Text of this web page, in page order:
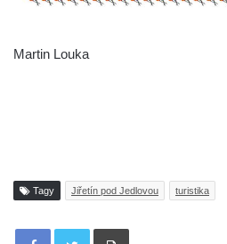
Martin Louka
Tagy Jiřetín pod Jedlovou turistika
Tisknout